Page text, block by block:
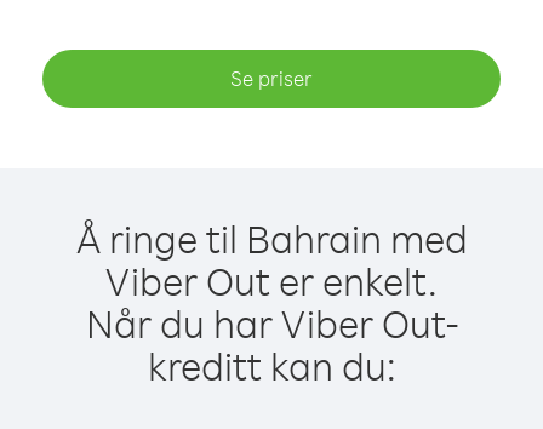
Se priser
Å ringe til Bahrain med
Viber Out er enkelt.
Når du har Viber Out-
kreditt kan du: